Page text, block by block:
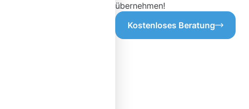
übernehmen!
Kostenloses Beratung